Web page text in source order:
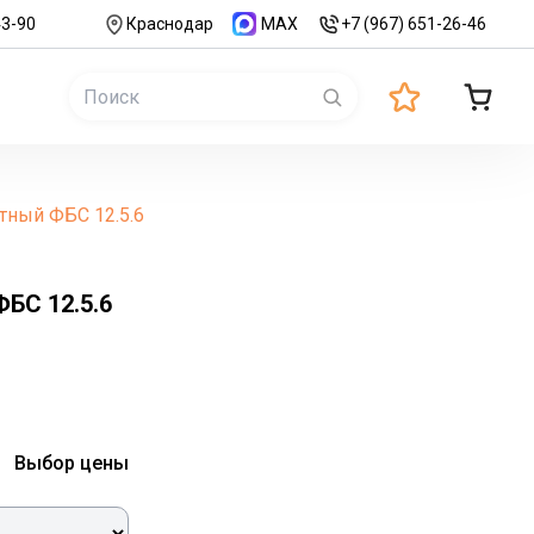
90 Краснодар MAX +7 (967) 651-26-46
ФБС 12.5.6
12.5.6
Выбор цены